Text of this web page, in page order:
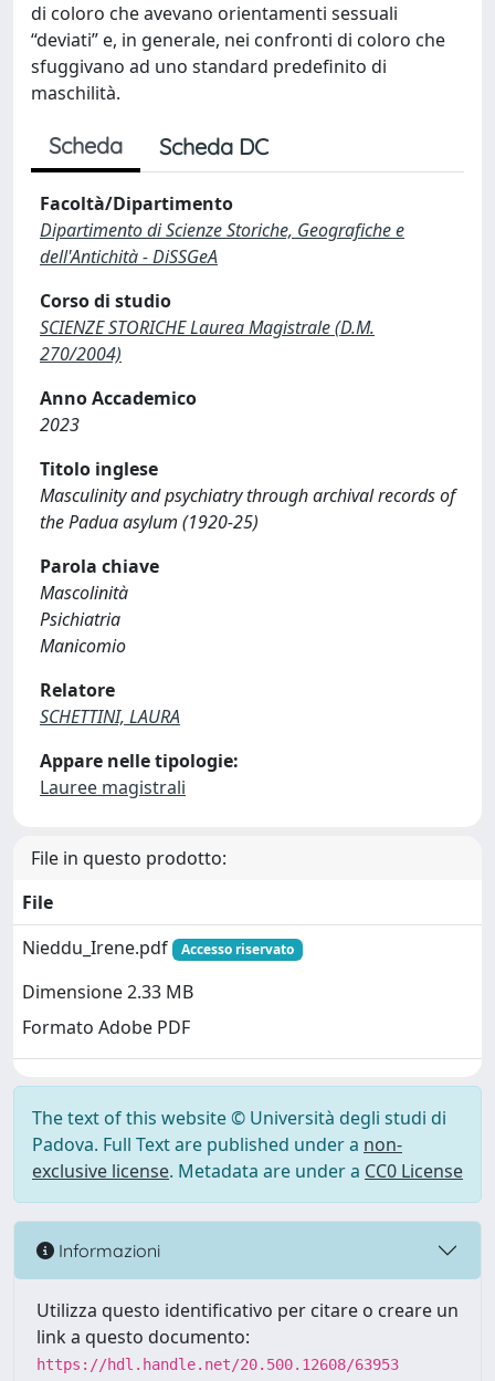
di coloro che avevano orientamenti sessuali
“deviati” e, in generale, nei confronti di coloro che
sfuggivano ad uno standard predefinito di
maschilità.
Scheda Scheda DC
Facoltà/Dipartimento
Dipartimento di Scienze Storiche, Geografiche e
dell'Antichità - DiSSGeA
Corso di studio
SCIENZE STORICHE Laurea Magistrale (D.M.
270/2004)
Anno Accademico
2023
Titolo inglese
Masculinity and psychiatry through archival records of
the Padua asylum (1920-25)
Parola chiave
Mascolinità
Psichiatria
Manicomio
Relatore
SCHETTINI, LAURA
Appare nelle tipologie:
Lauree magistrali
File in questo prodotto:
File
Nieddu_Irene.pdf
Accesso riservato
Dimensione 2.33 MB
Formato Adobe PDF
The text of this website © Università degli studi di
Padova. Full Text are published under a non-
exclusive license. Metadata are under a CC0 License
Informazioni
Utilizza questo identificativo per citare o creare un
link a questo documento:
https://hdl.handle.net/20.500.12608/63953